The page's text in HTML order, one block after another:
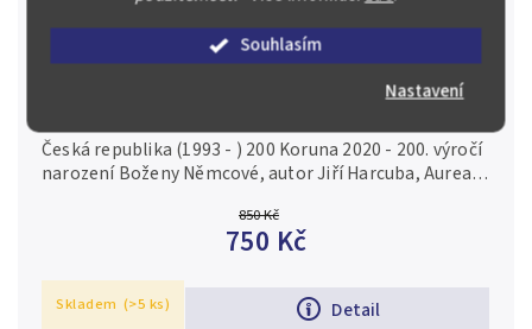
Souhlasím
Nastavení
–11 %
850 Kč
750 Kč
Detail
Česká republika (1993 - ) 200 Koruna 2020 - 200. výročí
narození Boženy Němcové, autor Jiří Harcuba, Aurea
Skladem (>5 ks)